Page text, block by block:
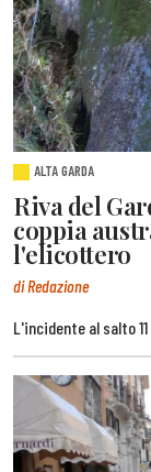
ALTA GARDA
Riva del
coppia
l'elicottero
di Redazione
L'incidente al salto